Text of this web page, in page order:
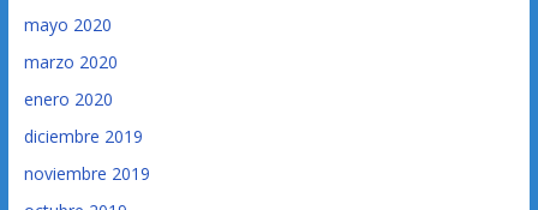
mayo 2020
marzo 2020
enero 2020
diciembre 2019
noviembre 2019